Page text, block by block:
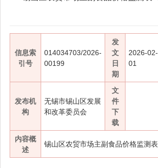
信息索
引号
014034703/2026-
00199
发
文
日
期
2026-02-
01
发布机
构
无锡市锡山区发展
和改革委员会
文
件
下
载
内容概
述
锡山区农贸市场主副食品价格监测表